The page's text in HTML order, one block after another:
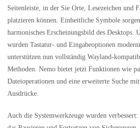
Seitenleiste, in der Sie Orte, Lesezeichen und
platzieren können. Einheitliche Symbole
harmonisches Erscheinungsbild des Desktops.
wurden Tastatur- und Eingabeoptionen
unterstützen nun vollständig Wayland-
Methoden. Nemo bietet jetzt Funktionen wie
Dateioperationen und eine erweiterte Suche
Ausdrücke.
Auch die Systemwerkzeuge wurden